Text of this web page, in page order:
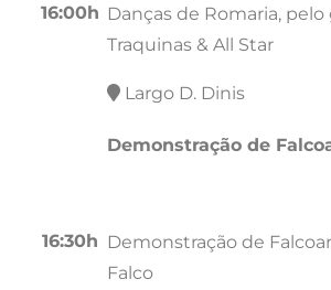
16:00h Danças de Romaria,
Traquinas & All Star
Largo D. Dinis
16:30h
Demonstração de
Demonstração de
Falco